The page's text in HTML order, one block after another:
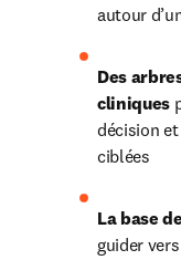
autour
Des
cliniques
décision
ciblées
La base
guider